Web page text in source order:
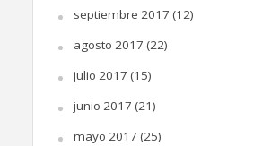
septiembre 2017 (12)
agosto 2017 (22)
julio 2017 (15)
junio 2017 (21)
mayo 2017 (25)